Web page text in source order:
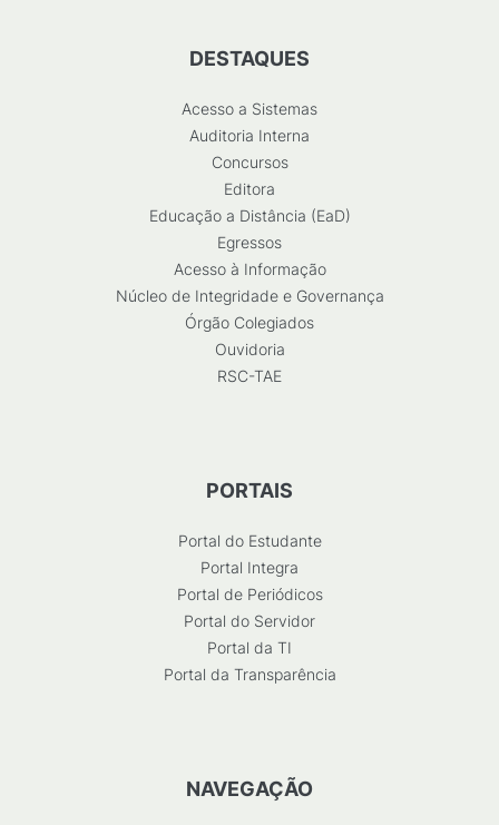
DESTAQUES
Acesso a Sistemas
Auditoria Interna
Concursos
Editora
Educação a Distância (EaD)
Egressos
Acesso à Informação
Núcleo de Integridade e Governança
Órgão Colegiados
Ouvidoria
RSC-TAE
PORTAIS
Portal do Estudante
Portal Integra
Portal de Periódicos
Portal do Servidor
Portal da TI
Portal da Transparência
NAVEGAÇÃO